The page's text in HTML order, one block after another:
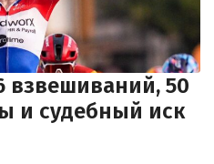
взвешиваний, 50
и судебный иск